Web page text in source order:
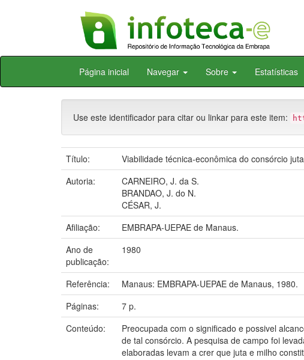
Skip
Página inicial Navegar Sobre Estatísticas
Use este identificador para citar ou linkar para este item:
Título:
Viabilidade técnica-econômica do consórcio
Autoria:
CARNEIRO, J. da S.
BRANDAO, J. do N.
CÉSAR, J.
Afiliação:
EMBRAPA-UEPAE de Manaus.
Ano de
publicação:
1980
Referência:
Manaus: EMBRAPA-UEPAE de Manaus, 1980.
Páginas:
7 p.
Conteúdo:
Preocupada com o significado e possivel
de tal consórcio. A pesquisa de campo foi
elaboradas levam a crer que juta e milho